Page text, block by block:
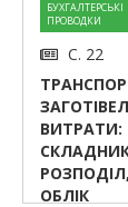
БУХГАЛТЕРСЬКІ
ПРОВОДКИ
С. 22
ВИТРАТИ:
РОЗПОДІЛ,
ОБЛІК